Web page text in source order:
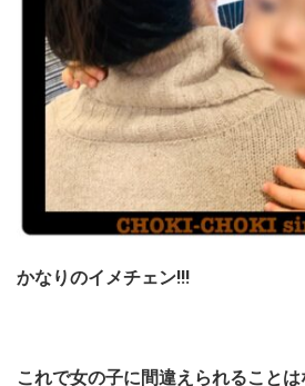
かなりのイメチェン!!!
これで女の子に間違えられること